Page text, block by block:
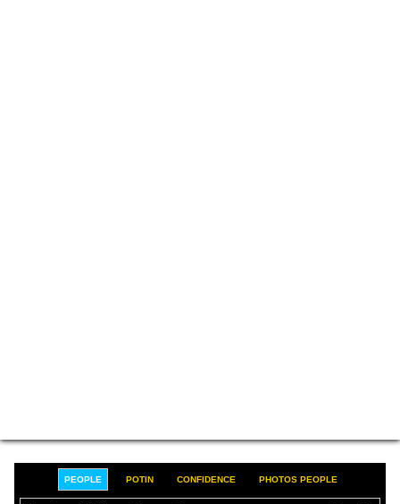
PEOPLE POTIN CONFIDENCE PHOTOS PEOPLE